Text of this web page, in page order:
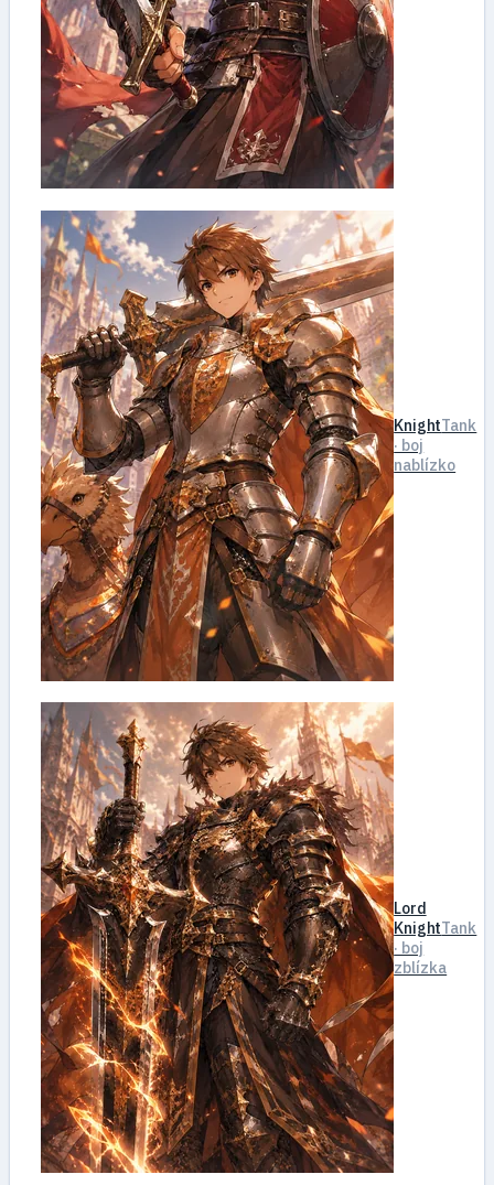
KnightTank
· boj
nablízko
Lord
KnightTank
· boj
zblízka